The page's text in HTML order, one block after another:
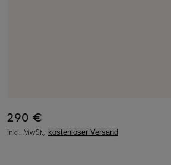
290 €
inkl. MwSt., kostenloser Versand